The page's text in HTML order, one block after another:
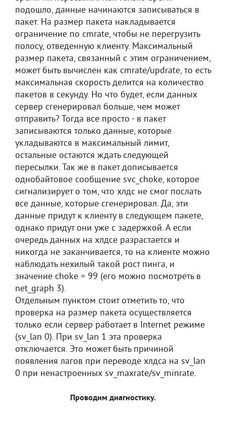
подошло, данные начинаются записываться в
пакет. На размер пакета накладывается
ограничение по cmrate, чтобы не перегрузить
полосу, отведенную клиенту. Максимальный
размер пакета, связанный с этим ограничением,
может быть вычислен как cmrate/updrate, то есть
максимальная скорость делится на количество
пакетов в секунду. Но что будет, если данных
сервер сгенерировал больше, чем может
отправить? Тогда все просто - в пакет
записываются только данные, которые
укладываются в максимальный лимит,
остальные остаются ждать следующей
пересылки. Так же в пакет дописывается
однобайтовое сообщение svc_choke, которое
сигнализирует о том, что хлдс не смог послать
все данные, которые сгенерировал. Да, эти
данные придут к клиенту в следующем пакете,
однако придут они уже с задержкой. А если
очередь данных на хлдсе разрастается и
никогда не заканчивается, то на клиенте можно
наблюдать нехилый такой рост пинга, и
значение choke = 99 (его можно посмотреть в
net_graph 3).
Отдельным пунктом стоит отметить то, что
проверка на размер пакета осуществляется
только если сервер работает в Internet режиме
(sv_lan 0). При sv_lan 1 эта проверка
отключается. Это может быть причиной
появления лагов при переводе хлдса на sv_lan
0 при ненастроенных sv_maxrate/sv_minrate.
Проводим диагностику.